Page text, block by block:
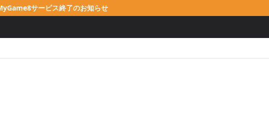
サービス終了のお知らせ